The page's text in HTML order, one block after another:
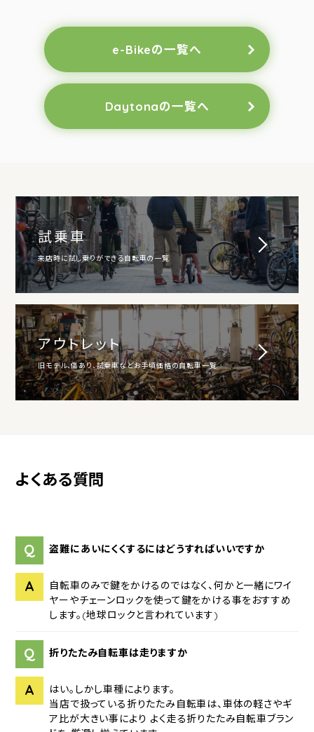
e-Bikeの一覧へ
Daytonaの一覧へ
試乗車
来店時に試し乗りができる自転車の一覧
アウトレット
旧モデル、傷あり、試乗車などお手頃価格の自転車一覧
よくある質問
Q 盗難にあいにくくするにはどうすればいいですか
A
自転車のみで鍵をかけるのではなく、何かと一緒にワイ
ヤーやチェーンロックを使って鍵をかける事をおすすめ
します。(地球ロックと言われています)
Q 折りたたみ自転車は走りますか
A
はい。しかし車種によります。
当店で扱っている折りたたみ自転車は、車体の軽さやギ
ア比が大きい事により よく走る折りたたみ自転車ブラン